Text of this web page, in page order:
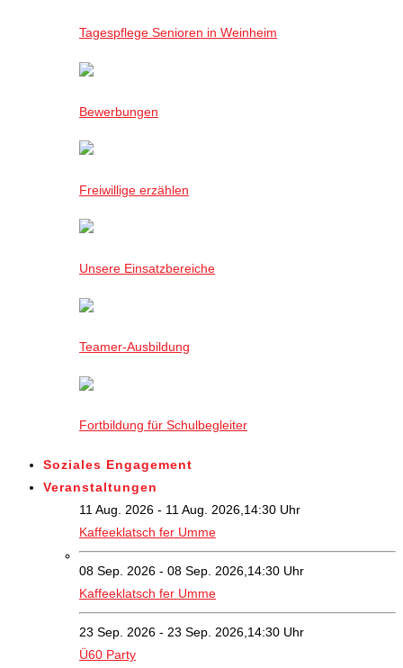
Tagespflege Senioren in Weinheim
Bewerbungen
Freiwillige erzählen
Unsere Einsatzbereiche
Teamer-Ausbildung
Fortbildung für Schulbegleiter
Soziales Engagement
Veranstaltungen
11 Aug. 2026 - 11 Aug. 2026,14:30 Uhr
Kaffeeklatsch fer Umme
08 Sep. 2026 - 08 Sep. 2026,14:30 Uhr
Kaffeeklatsch fer Umme
23 Sep. 2026 - 23 Sep. 2026,14:30 Uhr
Ü60 Party